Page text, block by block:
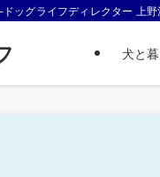
ッグライフディレクター 上
犬と